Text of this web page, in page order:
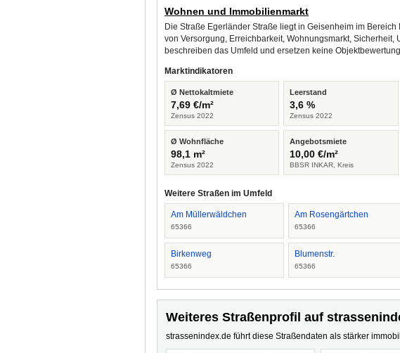
Wohnen und Immobilienmarkt
Die Straße Egerländer Straße liegt in Geisenheim im
von Versorgung, Erreichbarkeit, Wohnungsmarkt,
beschreiben das Umfeld und ersetzen keine
Marktindikatoren
Ø Nettokaltmiete
7,69 €/m²
Zensus 2022
Leerstand
3,6 %
Zensus 2022
Ø Wohnfläche
98,1 m²
Zensus 2022
Angebotsmiete
10,00 €/m²
BBSR INKAR, Kreis
Weitere Straßen im Umfeld
Am Müllerwäldchen
65366
Am Rosengärtchen
65366
Birkenweg
65366
Blumenstr.
65366
Weiteres Straßenprofil auf
strassenindex.de führt diese Straßendaten als stärker